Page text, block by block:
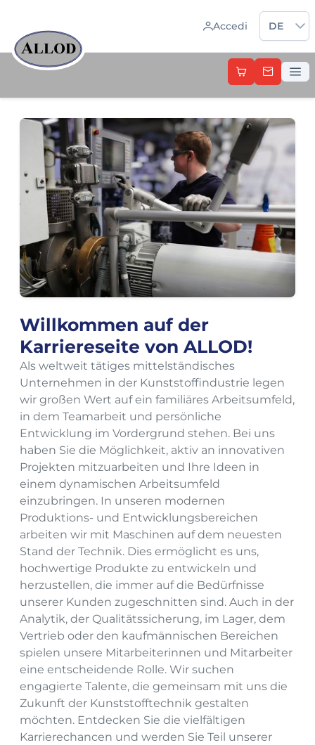
Accedi
Sprache
DE
Willkommen auf der
Karriereseite von ALLOD!
Als weltweit tätiges mittelständisches
Unternehmen in der Kunststoffindustrie legen
wir großen Wert auf ein familiäres Arbeitsumfeld,
in dem Teamarbeit und persönliche
Entwicklung im Vordergrund stehen. Bei uns
haben Sie die Möglichkeit, aktiv an innovativen
Projekten mitzuarbeiten und Ihre Ideen in
einem dynamischen Arbeitsumfeld
einzubringen. In unseren modernen
Produktions- und Entwicklungsbereichen
arbeiten wir mit Maschinen auf dem neuesten
Stand der Technik. Dies ermöglicht es uns,
hochwertige Produkte zu entwickeln und
herzustellen, die immer auf die Bedürfnisse
unserer Kunden zugeschnitten sind. Auch in der
Analytik, der Qualitätssicherung, im Lager, dem
Vertrieb oder den kaufmännischen Bereichen
spielen unsere Mitarbeiterinnen und Mitarbeiter
eine entscheidende Rolle. Wir suchen
engagierte Talente, die gemeinsam mit uns die
Zukunft der Kunststofftechnik gestalten
möchten. Entdecken Sie die vielfältigen
Karrierechancen und werden Sie Teil unserer